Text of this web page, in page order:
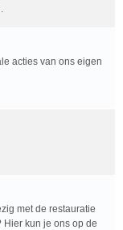
acties van ons eigen
met de restauratie
kun je ons op de